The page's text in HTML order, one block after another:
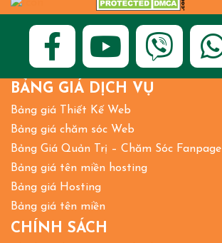
BẢNG GIÁ DỊCH VỤ
Bảng giá Thiết Kế Web
Bảng giá chăm sóc Web
Bảng Giá Quản Trị – Chăm Sóc Fanpage
Bảng giá tên miền hosting
Bảng giá Hosting
Bảng giá tên miền
CHÍNH SÁCH